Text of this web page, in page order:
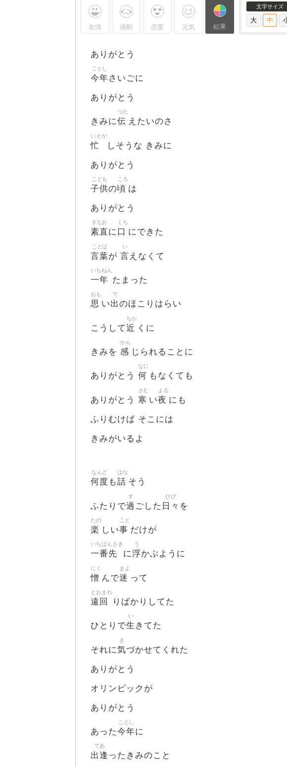
友情 感動 恋愛 元気 結果
文字サイズ
ありがとう
今年
ことし
さいごに
ありがとう
きみに伝
つた
えたいのさ
忙
いそが
しそうな きみに
ありがとう
子供
こども
の頃
ころ
は
ありがとう
素直
すなお
に 口
くち
にできた
言葉
ことば
が 言
い
えなくて
一年
いちねん
たまった
思
おも
い出
で
のほこりはらい
こうして近
ちか
くに
きみを 感
かん
じられることに
ありがとう 何
なに
もなくても
ありがとう 寒
さむ
い夜
よる
にも
ふりむけば そこには
きみがいるよ
何度
なんど
も話
はな
そう
ふたりで過
す
ごした 日々
ひび
を
楽
たの
しい事
こと
だけが
一番先
いちばんさき
に浮
う
かぶように
憎
にく
んで迷
まよ
って
遠回
とおまわ
りばかりしてた
ひとりで生
い
きてた
それに気
き
づかせてくれた
ありがとう
オリンピックが
ありがとう
あった今年
ことし
に
出逢
であ
ったきみのこと